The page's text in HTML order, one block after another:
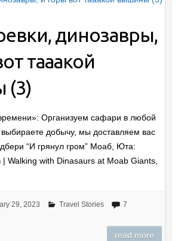
динозавры,
тааакой
(3)
Организуем сафари в любой
добычу, мы доставляем вас
“И грянул гром” Моаб, Юта:
| Walking with Dinasaurs at Moab Giants,
29, 2023 Travel Stories
7
read more